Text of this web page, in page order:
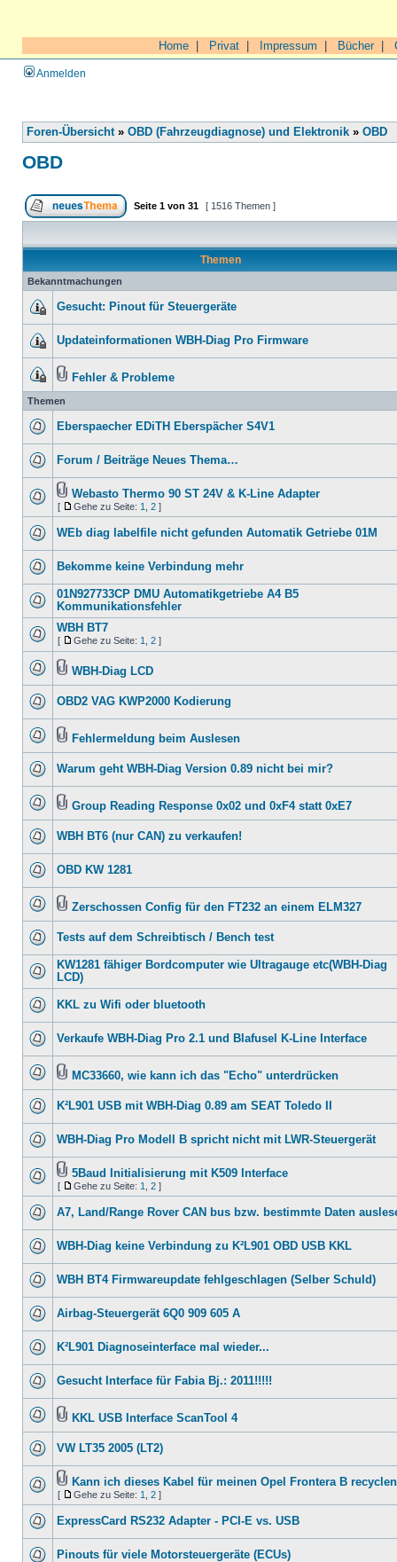
Home Privat Impressum Bücher|
Anmelden
Foren-Übersicht» OBD (Fahrzeugdiagnose) und Elektronik » OBD
OBD
Seite 1 von 31 [ 1516 Themen ]
Themen
Bekanntmachungen
Gesucht: Pinout für Steuergeräte
Updateinformationen WBH-Diag Pro Firmware
Fehler & Probleme
Themen
Eberspaecher EDiTH Eberspächer S4V1
Forum / Beiträge Neues Thema…
Webasto Thermo 90 ST 24V & K-Line Adapter
[ Gehe zu Seite: 1 2 ]
WEb diag labelfile nicht gefunden Automatik Getriebe 01M
Bekomme keine Verbindung mehr
01N927733CP DMU Automatikgetriebe A4 B5
Kommunikationsfehler
WBH BT7
[ Gehe zu Seite: 1 2 ]
WBH-Diag LCD
OBD2 VAG KWP2000 Kodierung
Fehlermeldung beim Auslesen
Warum geht WBH-Diag Version 0.89 nicht bei mir?
Group Reading Response 0x02 und 0xF4 statt 0xE7
WBH BT6 (nur CAN) zu verkaufen!
OBD KW 1281
Zerschossen Config für den FT232 an einem ELM327
Tests auf dem Schreibtisch / Bench test
KW1281 fähiger Bordcomputer wie Ultragauge etc(WBH-Diag
LCD)
KKL zu Wifi oder bluetooth
Verkaufe WBH-Diag Pro 2.1 und Blafusel K-Line Interface
MC33660, wie kann ich das "Echo" unterdrücken
K²L901 USB mit WBH-Diag 0.89 am SEAT Toledo II
WBH-Diag Pro Modell B spricht nicht mit LWR-Steuergerät
5Baud Initialisierung mit K509 Interface
[ Gehe zu Seite: 1 2 ]
A7, Land/Range Rover CAN bus bzw. bestimmte Daten
WBH-Diag keine Verbindung zu K²L901 OBD USB KKL
WBH BT4 Firmwareupdate fehlgeschlagen (Selber Schuld)
Airbag-Steuergerät 6Q0 909 605 A
K²L901 Diagnoseinterface mal wieder...
Gesucht Interface für Fabia Bj.: 2011!!!!!
KKL USB Interface ScanTool 4
VW LT35 2005 (LT2)
Kann ich dieses Kabel für meinen Opel Frontera B
[ Gehe zu Seite: 1 2 ]
ExpressCard RS232 Adapter - PCI-E vs. USB
Pinouts für viele Motorsteuergeräte (ECUs)